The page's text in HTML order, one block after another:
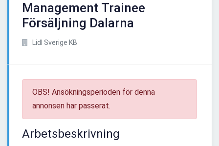
Management Trainee
Försäljning Dalarna
Lidl Sverige KB
OBS! Ansökningsperioden för denna
annonsen har passerat.
Arbetsbeskrivning